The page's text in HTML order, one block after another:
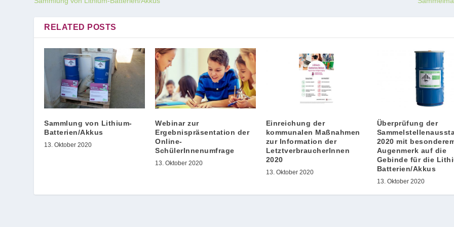
RELATED POSTS
Sammlung von Lithium-
Batterien/Akkus
13. Oktober 2020
Webinar zur
Ergebnispräsentation der
Online-
SchülerInnenumfrage
13. Oktober 2020
Einreichung der
kommunalen Maßnahmen
zur Information der
LetztverbraucherInnen
2020
13. Oktober 2020
Überprüfung der
2020 mit
Augenmerk auf die
Gebinde für die
Batterien/Akkus
13. Oktober 2020